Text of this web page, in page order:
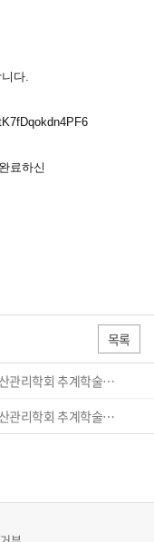
다.
료하신
목록
[한국생산관리학회] 2025년 한국생산관리학회 추계학술대회 논문모집 및 사전등록 재안내
[한국생산관리학회] 2025년 한국생산관리학회 추계학술대회 감사인사 및 결과 보고